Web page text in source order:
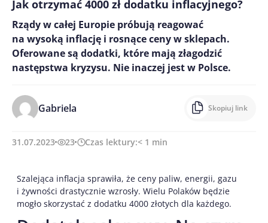
Jak otrzymać 4000 zł dodatku inflacyjnego?
Rządy w całej Europie próbują reagować
na wysoką inflację i rosnące ceny w sklepach.
Oferowane są dodatki, które mają złagodzić
następstwa kryzysu. Nie inaczej jest w Polsce.
Gabriela Skopiuj link
31.07.2023 23 Czas lektury:< 1 min
Szalejąca inflacja sprawiła, że ceny paliw, energii, gazu
i żywności drastycznie wzrosły. Wielu Polaków będzie
mogło skorzystać z dodatku 4000 złotych dla każdego.